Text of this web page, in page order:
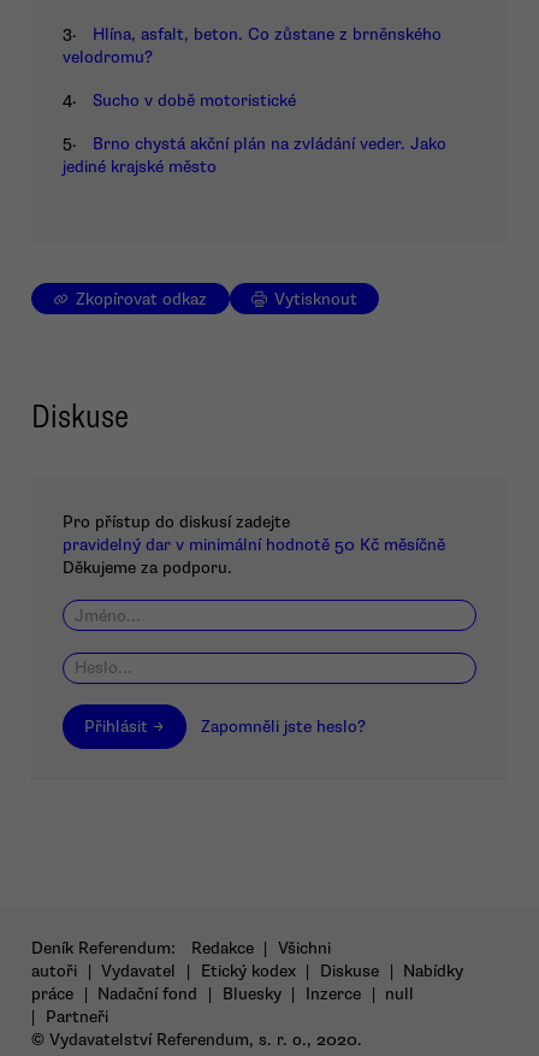
3.
Hlína, asfalt, beton. Co zůstane z brněnského
velodromu?
4. Sucho v době motoristické
5.
Brno chystá akční plán na zvládání veder. Jako
jediné krajské město
Zkopírovat odkaz Vytisknout
Diskuse
Pro přístup do diskusí zadejte
pravidelný dar v minimální hodnotě 50 Kč měsíčně
Děkujeme za podporu.
Přihlásit → Zapomněli jste heslo?
Deník Referendum: Redakce | Všichni
autoři | Vydavatel | Etický kodex | Diskuse | Nabídky
práce | Nadační fond | Bluesky | Inzerce | null
|
Partneři
© Vydavatelství Referendum, s. r. o., 2020.